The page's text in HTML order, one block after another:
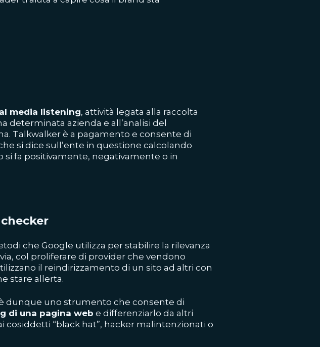
media listening, attività legata alla raccolta
determinata azienda e all’analisi del
Talkwalker è a pagamento e consente di
si dice sull’ente in questione calcolando
si fa positivamente, negativamente o in
che Google utilizza per stabilire la rilevanza
col proliferare di provider che vendono
il reindirizzamento di un sito ad altri con
stare allerta.
dunque uno strumento che consente di
di una pagina web e differenziarlo da altri
cosiddetti “black hat”, hacker malintenzionati o